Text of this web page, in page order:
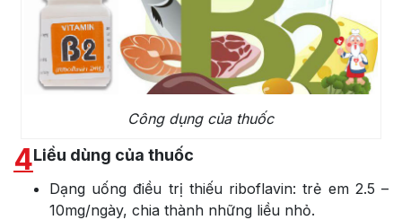
Công dụng của thuốc
4Liều dùng của thuốc
Dạng uống điều trị thiếu riboflavin: trẻ em 2.5 –
10mg/ngày, chia thành những liều nhỏ.